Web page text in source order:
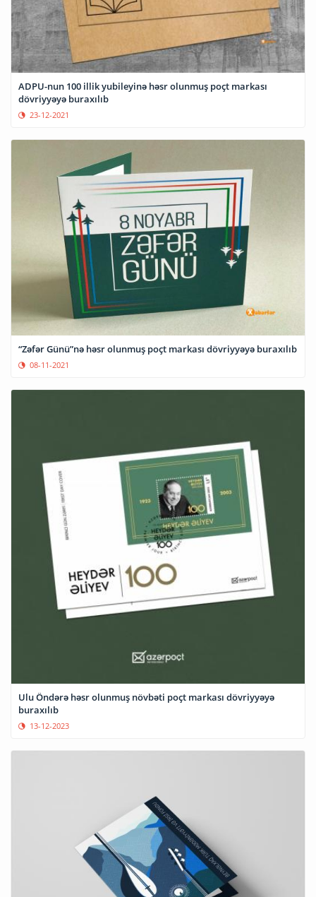
ADPU-nun 100 illik yubileyinə həsr olunmuş poçt markası
dövriyyəyə buraxılıb
23-12-2021
“Zəfər Günü”nə həsr olunmuş poçt markası dövriyyəyə buraxılıb
08-11-2021
Ulu Öndərə həsr olunmuş növbəti poçt markası dövriyyəyə
buraxılıb
13-12-2023